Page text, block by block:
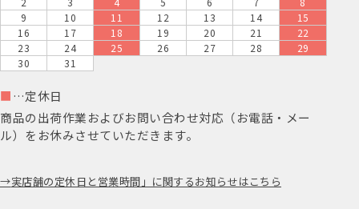
9
10 11 12 13 14
15
16
17 18 19 20 21
22
23
24 25 26 27 28
29
30
31
■ …定休日
商品の出荷作業およびお問い合わせ対応（お電話・メー
ル）をお休みさせていただきます。
実店舗の定休日と営業時間」に関するお知らせはこちら